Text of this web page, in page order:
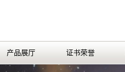
产品展厅 证书荣誉